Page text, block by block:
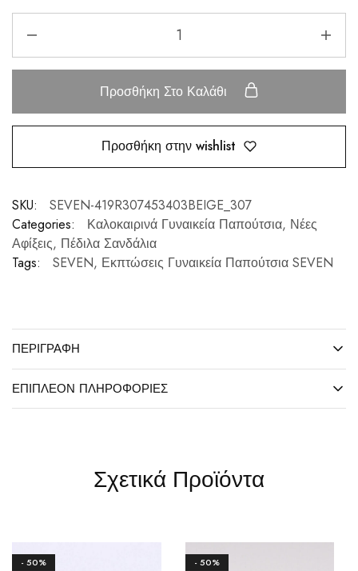
Προσθήκη Στο Καλάθι
Προσθήκη στην wishlist
SKU:
SEVEN-419R307453403BEIGE_307
Categories:
Καλοκαιρινά Γυναικεία Παπούτσια, Νέες
Αφίξεις, Πέδιλα Σανδάλια
Tags:
SEVEN, Εκπτώσεις Γυναικεία Παπούτσια SEVEN
ΠΕΡΙΓΡΑΦΉ
ΕΠΙΠΛΈΟΝ ΠΛΗΡΟΦΟΡΊΕΣ
Σχετικά Προϊόντα
- 50% - 50%